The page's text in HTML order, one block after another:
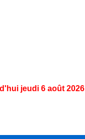
jeudi 6 août 2026